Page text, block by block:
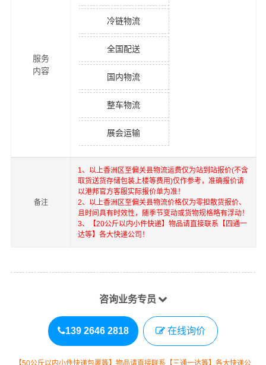
服务
内容
冷链物流
全国配送
国内物流
整车物流
展会运输
备注
1、以上香洲区 至偏关县物流运费仅为站到站报价(不含
取货送货存储包装上楼等费用)仅作参考，准确报价请
以港邦官方客服实际报价单为准！
2、以上香洲区 至偏关县物流价格仅为零担散货报价、
且时间具有时效性，随季节变动或货物规格略有浮动！
3、【20公斤以内小件快递】物品请直接联系【四通一
达等】各大快递公司！
咨询业务专员
139 2646 2818 在线询价
【50公斤以内小件快递包裹等】物品请直接联系【三通一达等】各大快递公